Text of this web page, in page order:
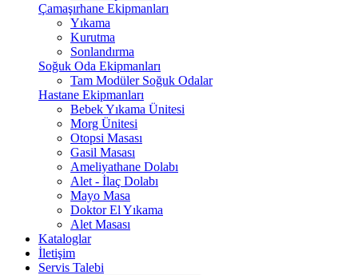
Çamaşırhane Ekipmanları
Yıkama
Kurutma
Sonlandırma
Soğuk Oda Ekipmanları
Tam Modüler Soğuk Odalar
Hastane Ekipmanları
Bebek Yıkama Ünitesi
Morg Ünitesi
Otopsi Masası
Gasil Masası
Ameliyathane Dolabı
Alet - İlaç Dolabı
Mayo Masa
Doktor El Yıkama
Alet Masası
Kataloglar
İletişim
Servis Talebi